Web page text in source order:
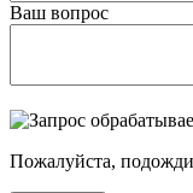
Ваш вопрос
Пожалуйста,